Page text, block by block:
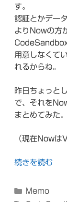
す。
認証とかデー
よりNowの方
用意しなくて
れるからね。
昨日ちょっと
で、それを
まとめてみた。
（現在Nowは
続きを読む
カ
Memo